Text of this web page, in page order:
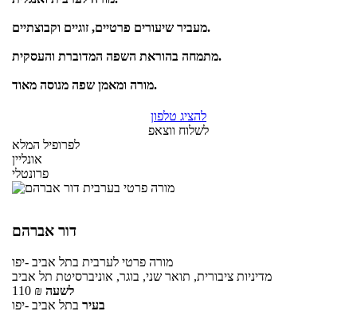
מעביר שיעורים פרטיים, זוגיים וקבוצתיים.
מתמחה בהוראת השפה המדוברת והעסקית.
מורה ומאמן שפה מנוסה מאוד.
להציג טלפון
לשלוח ווצאפ
לפרופיל המלא
אונליין
פרונטלי
דור אברהם
מורה פרטי לערבית בתל אביב -יפו
מדיניות ציבורית, תואר שני, בוגר, אוניברסיטת תל אביב
110 ₪ לשעה
בעיר בתל אביב -יפו